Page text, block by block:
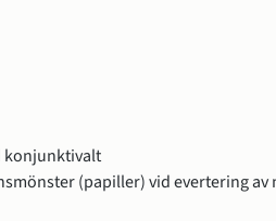
konjunktivalt
(papiller) vid evertering av